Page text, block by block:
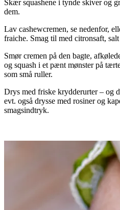
Skær squashene i tynde skiver og
dem.
Lav cashewcremen, se nedenfor,
fraiche. Smag til med citronsaft,
Smør cremen på den bagte,
og squash i et pænt mønster på
som små ruller.
Drys med friske krydderurter – og
evt. også drysse med rosiner og
smagsindtryk.